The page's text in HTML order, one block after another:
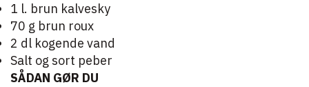
1 l. brun kalvesky
70 g brun roux
2 dl kogende vand
Salt og sort peber
SÅDAN GØR DU